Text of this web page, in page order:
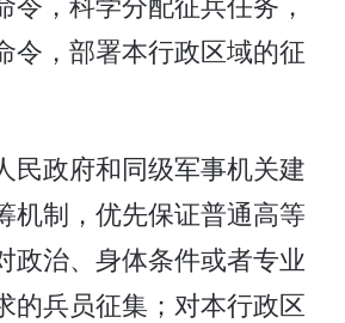
令，部署本行政区域的征
民政府和同级军事机关建
机制，优先保证普通高等
政治、身体条件或者专业
的兵员征集；对本行政区